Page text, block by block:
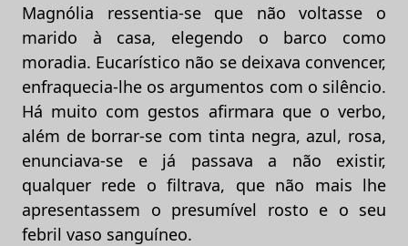
Magnólia ressentia-se que não voltasse o
marido à casa, elegendo o barco como
moradia. Eucarístico não se deixava convencer,
enfraquecia-lhe os argumentos com o silêncio.
Há muito com gestos afirmara que o verbo,
além de borrar-se com tinta negra, azul, rosa,
enunciava-se e já passava a não existir,
qualquer rede o filtrava, que não mais lhe
apresentassem o presumível rosto e o seu
febril vaso sanguíneo.